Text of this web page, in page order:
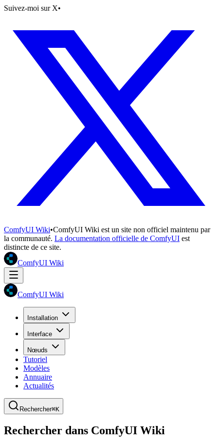
Suivez-moi sur X•
ComfyUI Wiki•ComfyUI Wiki est un site non officiel maintenu par
la communauté. La documentation officielle de ComfyUI est
distincte de ce site.
ComfyUI Wiki
ComfyUI Wiki
Installation
Interface
Nœuds
Tutoriel
Modèles
Annuaire
Actualités
Rechercher⌘K
Rechercher dans ComfyUI Wiki